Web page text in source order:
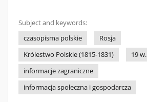
Subject and keywords:
czasopisma polskie
Rosja
Królestwo Polskie (1815-1831)
19 w.
informacje zagraniczne
informacja społeczna i gospodarcza